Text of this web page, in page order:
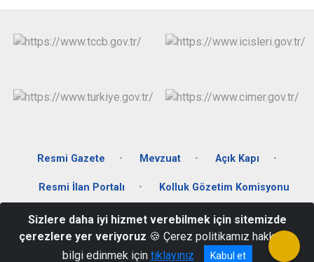
Resmi Gazete Mevzuat Açık Kapı
Resmi İlan Portalı Kolluk Gözetim Komisyonu
Merkez Mahallesi Hükumet Konağı Kat.3 36700
0474 351 60 07
Sizlere daha iyi hizmet verebilmek için sitemizde
çerezlere yer veriyoruz 🍪 Çerez politikamız hakkında
bilgi edinmek için tıklayınız Kabul et